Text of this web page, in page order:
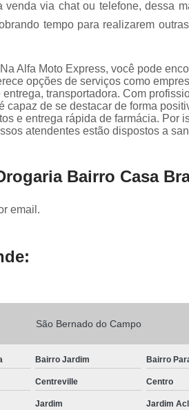
Serviço de Entrega
Transportadora de
Transportadora de Frete
Transportadora de Objetos
Transportadora de
Transporte de Carga
via chat ou telefone, dessa
tempo para realizarem
Alfa Moto Express, você pode
opções de serviços como
transportadora. Com
capaz de se destacar de forma
e entrega rápida de farmácia. Por
atendentes estão dispostos a
Bairro Casa
email.
São Bernado do Campo
Bairro Jardim Bairro
Centreville Centro
Jardim Jardim